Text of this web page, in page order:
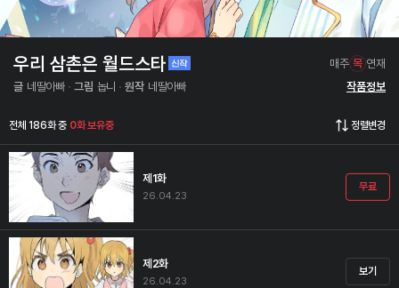
매주 목 연재
우리 삼촌은 월드스타
글 네딸아빠 그림 놉니 원작 네딸아빠 작품정보
전체 186화 중 0화 보유중 정렬변경
제1화
26.04.23
무료
제2화
26.04.23
보기